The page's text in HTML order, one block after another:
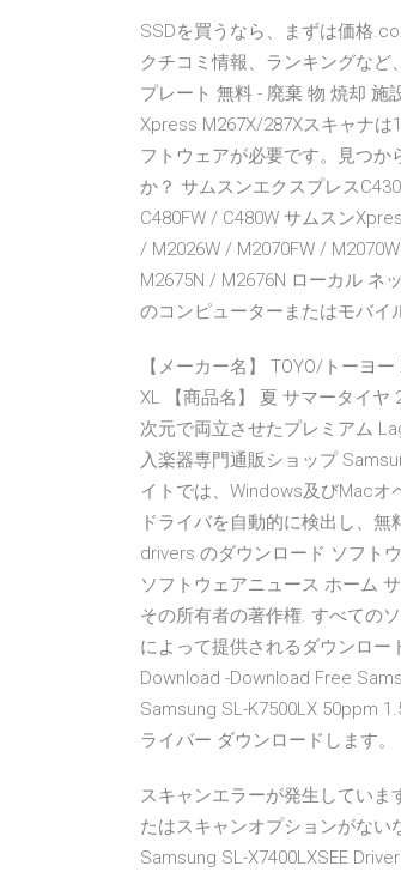
SSDを買うなら、まずは価格
クチコミ情報、ランキングな
プレート 無料 - 廃棄 物 焼却 施
Xpress M267X/287Xスキャナ
フトウェアが必要です。見つ
か？ サムスンエクスプレス
C480FW / C480W サムスン
/ M2026W / M2070FW /
M2675N / M2676N ローカル ネ
のコンピューターまたはモバイ
【メーカー名】 TOYO/トーヨ
XL 【商品名】 夏 サマータイヤ
次元で両立させたプレミアム
入楽器専門通販ショップ
イトでは、Windows及びMacオ
ドライバを自動的に検出し、
drivers のダウンロード ソフト
ソフトウェアニュース ホーム
その所有者の著作権. すべての
によって提供されるダウンロー
Download -Download Free
Samsung SL-K7500LX 50ppm
ライバー ダウンロードします
スキャンエラーが発生していま
たはスキャンオプションがない
Samsung SL-X7400LXSEE